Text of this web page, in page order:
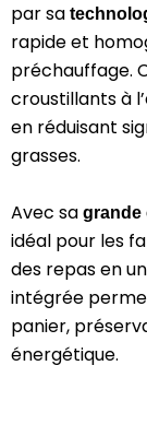
par sa
rapide et
préchauffage.
croustillants à
en réduisant
grasses.
Avec sa grande
idéal pour les
des repas en
intégrée
panier,
énergétique.